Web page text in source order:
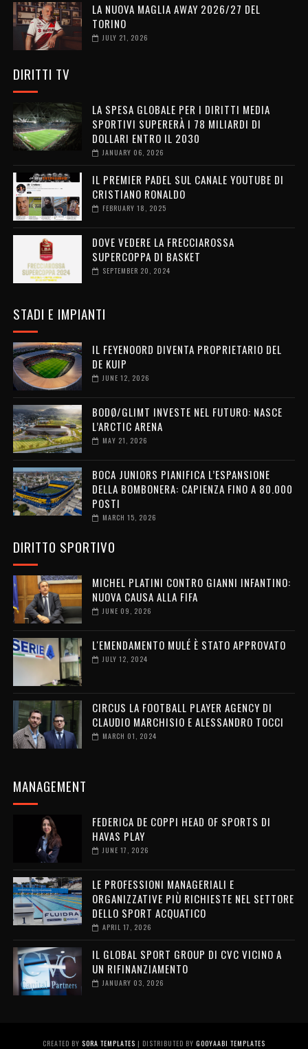
LA NUOVA MAGLIA AWAY 2026/27 DEL
TORINO
JULY 21, 2026
DIRITTI TV
LA SPESA GLOBALE PER I DIRITTI MEDIA
SPORTIVI SUPERERÀ I 78 MILIARDI DI
DOLLARI ENTRO IL 2030
JANUARY 06, 2026
IL PREMIER PADEL SUL CANALE YOUTUBE DI
CRISTIANO RONALDO
FEBRUARY 18, 2025
DOVE VEDERE LA FRECCIAROSSA
SUPERCOPPA DI BASKET
SEPTEMBER 20, 2024
STADI E IMPIANTI
IL FEYENOORD DIVENTA PROPRIETARIO DEL
DE KUIP
JUNE 12, 2026
BODØ/GLIMT INVESTE NEL FUTURO: NASCE
L’ARCTIC ARENA
MAY 21, 2026
BOCA JUNIORS PIANIFICA L’ESPANSIONE
DELLA BOMBONERA: CAPIENZA FINO A 80.000
POSTI
MARCH 15, 2026
DIRITTO SPORTIVO
MICHEL PLATINI CONTRO GIANNI INFANTINO:
NUOVA CAUSA ALLA FIFA
JUNE 09, 2026
L'EMENDAMENTO MULÉ È STATO APPROVATO
JULY 12, 2024
CIRCUS LA FOOTBALL PLAYER AGENCY DI
CLAUDIO MARCHISIO E ALESSANDRO TOCCI
MARCH 01, 2024
MANAGEMENT
FEDERICA DE COPPI HEAD OF SPORTS DI
HAVAS PLAY
JUNE 17, 2026
LE PROFESSIONI MANAGERIALI E
ORGANIZZATIVE PIÙ RICHIESTE NEL SETTORE
DELLO SPORT ACQUATICO
APRIL 17, 2026
IL GLOBAL SPORT GROUP DI CVC VICINO A
UN RIFINANZIAMENTO
JANUARY 03, 2026
CREATED BY SORA TEMPLATES | DISTRIBUTED BY GOOYAABI TEMPLATES